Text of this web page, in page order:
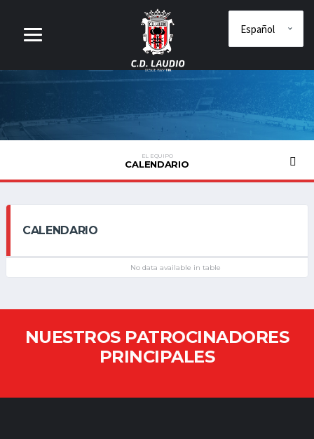
EL EQUIPO
CALENDARIO
CALENDARIO
No data available in table
NUESTROS PATROCINADORES
PRINCIPALES